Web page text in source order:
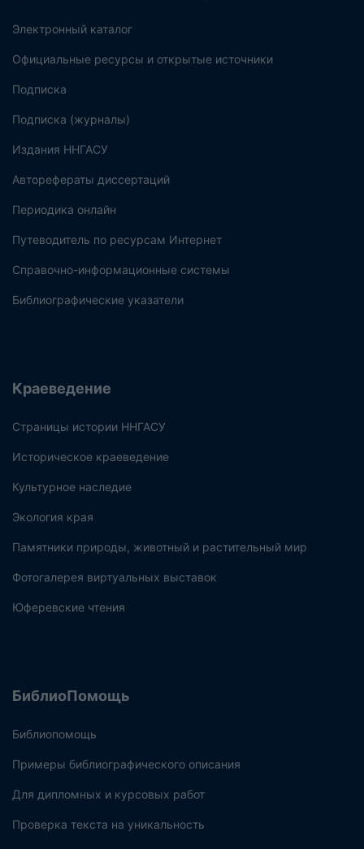
Электронный каталог
Официальные ресурсы и открытые источники
Подписка
Подписка (журналы)
Издания ННГАСУ
Авторефераты диссертаций
Периодика онлайн
Путеводитель по ресурсам Интернет
Справочно-информационные системы
Библиографические указатели
Краеведение
Страницы истории ННГАСУ
Историческое краеведение
Культурное наследие
Экология края
Памятники природы, животный и растительный мир
Фотогалерея виртуальных выставок
Юферевские чтения
БиблиоПомощь
Библиопомощь
Примеры библиографического описания
Для дипломных и курсовых работ
Проверка текста на уникальность